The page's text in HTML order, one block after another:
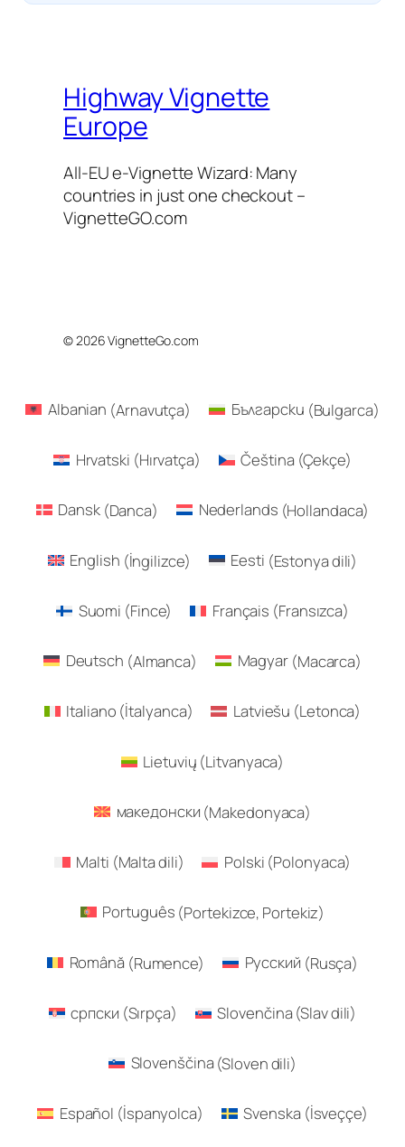
Highway Vignette
Europe
All-EU e-Vignette Wizard: Many
countries in just one checkout –
VignetteGO.com
© 2026 VignetteGo.com
Albanian (Arnavutça) Български (Bulgarca)
Hrvatski (Hırvatça) Čeština(Çekçe)
Dansk(Danca) Nederlands (Hollandaca)
English (İngilizce) Eesti (Estonya dili)
Suomi (Fince) Français (Fransızca)
Deutsch (Almanca) Magyar (Macarca)
Italiano (İtalyanca) Latviešu (Letonca)
Lietuvių (Litvanyaca)
македонски (Makedonyaca)
Malti (Malta dili) Polski (Polonyaca)
Português (Portekizce, Portekiz)
Română(Rumence) Русский (Rusça)
српски (Sırpça) Slovenčina(Slav dili)
Slovenščina(Sloven dili)
Español (İspanyolca) Svenska(İsveççe)